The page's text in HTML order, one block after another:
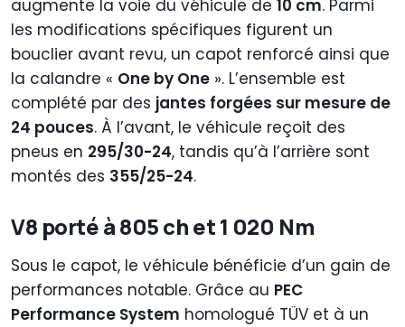
augmente la voie du véhicule de 10 cm. Parmi
les modifications spécifiques figurent un
bouclier avant revu, un capot renforcé ainsi que
la calandre « One by One ». L’ensemble est
complété par des jantes forgées sur mesure de
24 pouces. À l’avant, le véhicule reçoit des
pneus en 295/30-24, tandis qu’à l’arrière sont
montés des 355/25-24.
V8 porté à 805 ch et 1 020 Nm
Sous le capot, le véhicule bénéficie d’un gain de
performances notable. Grâce au PEC
Performance System homologué TÜV et à un